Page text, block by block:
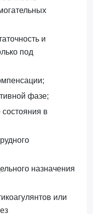
и
под
фазе;
в
назначения
или